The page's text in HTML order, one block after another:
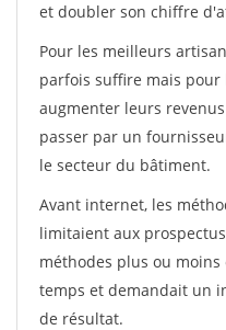
et doubler son chiffre
Pour les meilleurs
parfois suffire mais
augmenter leurs
passer par un
le secteur du bâtiment.
Avant internet, les
limitaient aux
méthodes plus ou
temps et demandait un
de résultat.